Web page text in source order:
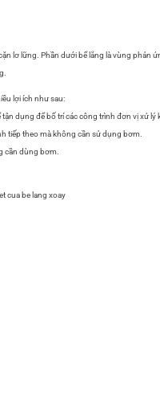
lơ lững. Phần dưới bể lắng là vùng
lợi ích như sau:
dụng để bố trí các công trình đơn vị xử lý
tiếp theo mà không cần sử dụng bơm.
cần dùng bơm.